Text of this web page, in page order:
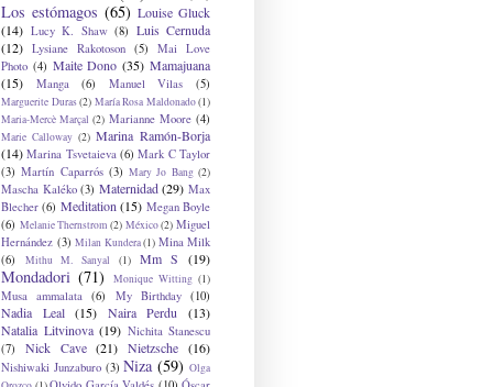
Los estómagos (65) Louise Gluck
(14) Lucy K. Shaw (8) Luis Cernuda
(12) Lysiane Rakotoson (5)
Mai Love
Photo (4) Maite Dono (35) Mamajuana
(15)
Manga (6) Manuel Vilas (5)
Marguerite Duras(2) María Rosa Maldonado(1)
Maria-Mercè Marçal (2) Marianne Moore (4)
Marie Calloway (2) Marina Ramón-Borja
(14) Marina Tsvetaieva (6) Mark C Taylor
(3) Martín Caparrós (3) Mary Jo Bang (2)
Mascha Kaléko (3) Maternidad (29) Max
Blecher (6) Meditation (15) Megan Boyle
(6) Melanie Thernstrom (2) México (2) Miguel
Hernández (3) Milan Kundera(1) Mina Milk
(6)
Mithu M. Sanyal (1) Mm S (19)
Mondadori (71) Monique Witting (1)
Musa ammalata (6) My Birthday (10)
Nadia Leal (15) Naira Perdu
(13)
Natalia Litvinova (19) Nichita Stanescu
(7)
Nick Cave (21) Nietzsche (16)
Nishiwaki Junzaburo (3) Niza (59) Olga